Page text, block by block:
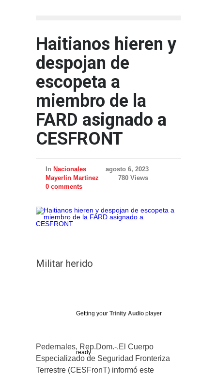
Haitianos hieren y
despojan de
escopeta a
miembro de la
FARD asignado a
CESFRONT
In Nacionales
agosto 6, 2023
Mayerlin Martinez
780 Views
0 comments
Militar herido
Getting your Trinity Audio player
ready...
Pedernales, Rep.Dom.-.El Cuerpo
Especializado de Seguridad Fronteriza
Terrestre (CESFronT) informó este